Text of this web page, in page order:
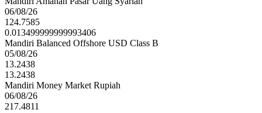
06/08/26
124.7585
0.013499999999993406
Mandiri Balanced Offshore USD Class B
05/08/26
13.2438
13.2438
Mandiri Money Market Rupiah
06/08/26
217.4811